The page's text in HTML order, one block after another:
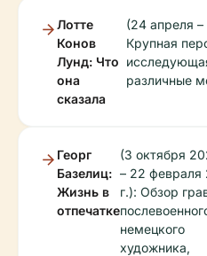
Лотте
Конов
Лунд: Что
она
сказала
(24 апреля –
Крупная
различные
Георг
Базелиц:
Жизнь в
отпечатке
(3 октября
– 22 февраля
г.): Обзор
немецкого
художника,